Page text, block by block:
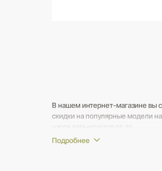
В нашем интернет-магазине вы
скидки на популярные модели